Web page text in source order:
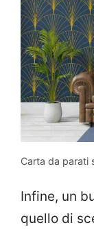
Carta da parati
Infine, un
quello di